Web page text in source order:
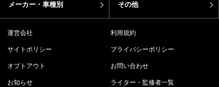
メーカー・車種別 その他
運営会社 利用規約
サイトポリシー プライバシーポリシー
オプトアウト お問い合わせ
お知らせ ライター・監修者一覧